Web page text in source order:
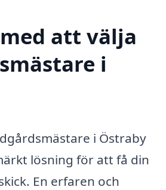
att välja
i
i Östraby
lösning för att få din
En erfaren och